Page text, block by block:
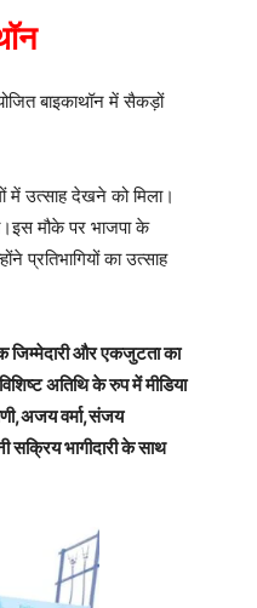
बाइकाथॉन में सैकड़ों
में उत्साह देखने को मिला।
मौके पर भाजपा के
प्रतिभागियों का उत्साह
जिम्मेदारी और एकजुटता का
अतिथि के रुप में मीडिया
वर्मा,संजय
सक्रिय भागीदारी के साथ